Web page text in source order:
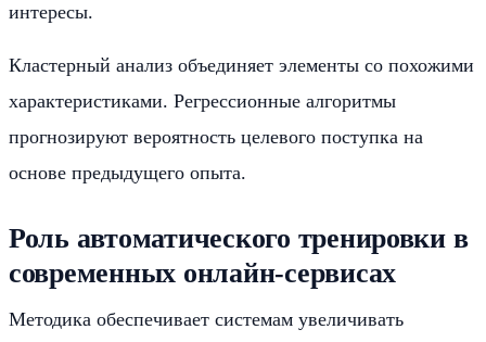
интересы.
Кластерный анализ объединяет элементы со похожими
характеристиками. Регрессионные алгоритмы
прогнозируют вероятность целевого поступка на
основе предыдущего опыта.
Роль автоматического тренировки в
современных онлайн-сервисах
Методика обеспечивает системам увеличивать